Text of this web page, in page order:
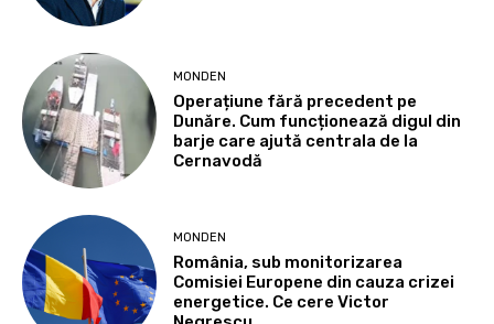
MONDEN
Operațiune fără precedent pe
Dunăre. Cum funcționează digul din
barje care ajută centrala de la
Cernavodă
MONDEN
România, sub monitorizarea
Comisiei Europene din cauza crizei
energetice. Ce cere Victor